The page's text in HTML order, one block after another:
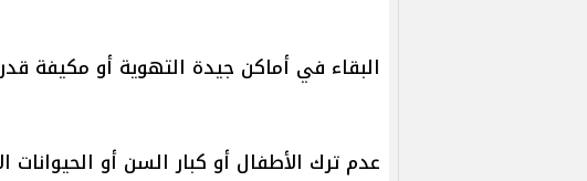
البقاء في أماكن جيدة التهوية أو مكيفة
عدم ترك الأطفال أو كبار السن أو الحيوانات